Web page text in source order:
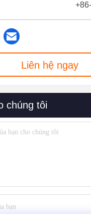
Liên hệ ngay
chúng tôi